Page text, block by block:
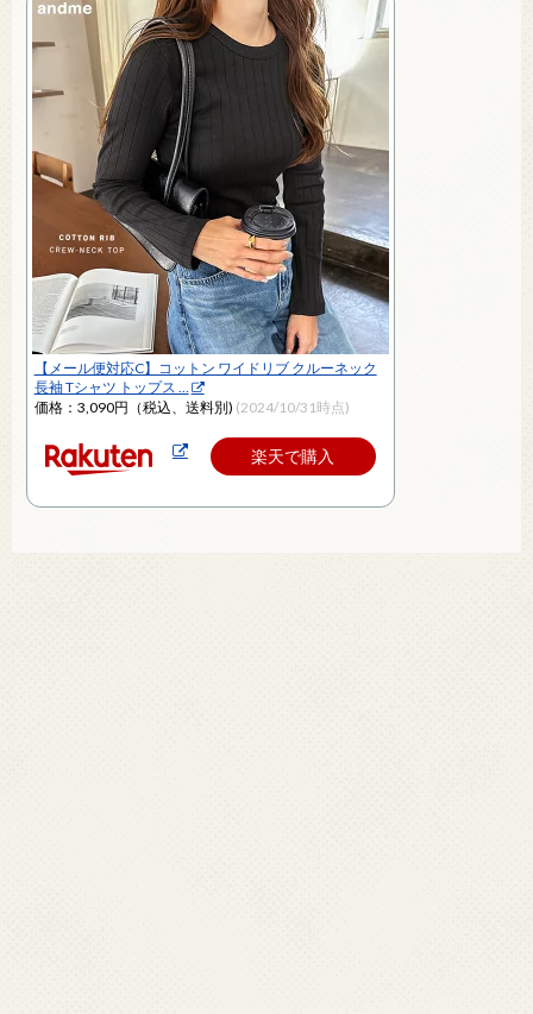
【メール便対応C】コットン ワイドリブ クルーネック
長袖 Tシャツ トップス …
価格：3,090円（税込、送料別) (2024/10/31時点)
楽天で購入